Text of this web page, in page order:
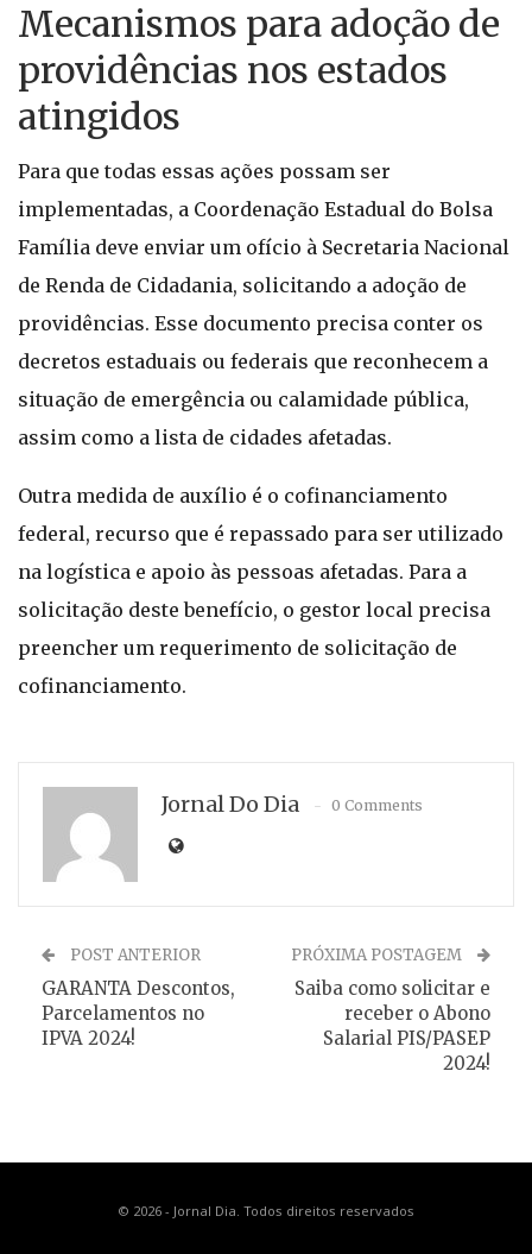
Mecanismos para adoção de
providências nos estados
atingidos
Para que todas essas ações possam ser
implementadas, a Coordenação Estadual do Bolsa
Família deve enviar um ofício à Secretaria Nacional
de Renda de Cidadania, solicitando a adoção de
providências. Esse documento precisa conter os
decretos estaduais ou federais que reconhecem a
situação de emergência ou calamidade pública,
assim como a lista de cidades afetadas.
Outra medida de auxílio é o cofinanciamento
federal, recurso que é repassado para ser utilizado
na logística e apoio às pessoas afetadas. Para a
solicitação deste benefício, o gestor local precisa
preencher um requerimento de solicitação de
cofinanciamento.
Jornal Do Dia 0 Comments
POST ANTERIOR
GARANTA Descontos,
Parcelamentos no
IPVA 2024!
PRÓXIMA POSTAGEM
Saiba como solicitar e
receber o Abono
Salarial PIS/PASEP
2024!
© 2026 - Jornal Dia. Todos direitos reservados